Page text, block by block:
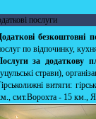
послуги
безкоштовні
по відпочинку,
за додаткову
страви),
витяги:
смт.Ворохта - 15 км.,